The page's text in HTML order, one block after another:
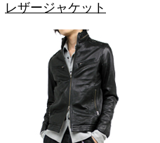
レザージャケット